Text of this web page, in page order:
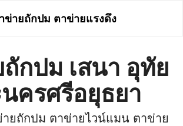
ข่ายถักปม ตาข่ายแรงดึง
กปม เสนา อุทัย
ครศรีอยุธยา
ยถักปม ตาข่ายไวน์แมน ตาข่าย